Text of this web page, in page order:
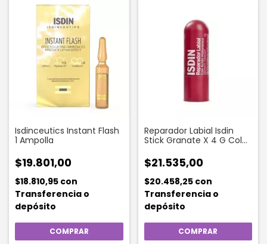
Isdinceutics Instant Flash
1 Ampolla
$19.801,00
$18.810,95 con
Transferencia o
depósito
Reparador Labial Isdin
Stick Granate X 4 G Color
$21.535,00
$20.458,25 con
Transferencia o
depósito